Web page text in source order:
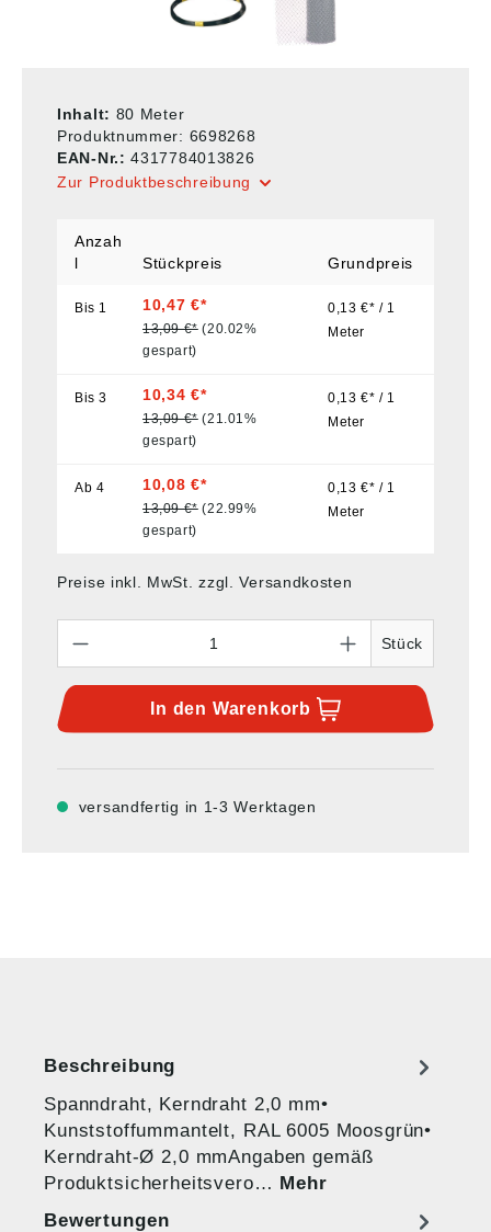
Inhalt: 80 Meter
Produktnummer: 6698268
EAN-Nr.:4317784013826
Zur Produktbeschreibung
Anzah
l
Stückpreis Grundpreis
Bis 1 10,47 €*
13,09 €* (20.02%
gespart)
0,13 €* / 1
Meter
Bis3 10,34 €*
13,09 €* (21.01%
gespart)
0,13 €* / 1
Meter
Ab 4 10,08 €*
13,09 €* (22.99%
gespart)
0,13 €* / 1
Meter
Preise inkl. MwSt. zzgl. Versandkosten
Stück
In den Warenkorb
versandfertig in 1-3 Werktagen
Beschreibung
Spanndraht, Kerndraht 2,0 mm•
Kunststoffummantelt, RAL 6005 Moosgrün•
Kerndraht-Ø 2,0 mmAngaben gemäß
Produktsicherheitsvero… Mehr
Bewertungen